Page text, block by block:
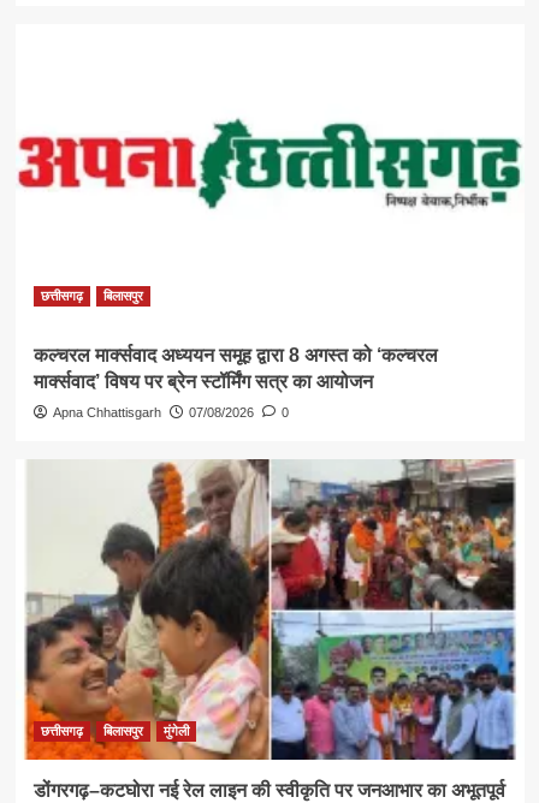
छत्तीसगढ़ बिलासपुर
कल्चरल मार्क्सवाद अध्ययन समूह द्वारा 8 अगस्त को ‘कल्चरल
मार्क्सवाद’ विषय पर ब्रेन स्टॉर्मिंग सत्र का आयोजन
Apna Chhattisgarh 07/08/2026 0
छत्तीसगढ़ बिलासपुर मुंगेली
डोंगरगढ़–कटघोरा नई रेल लाइन की स्वीकृति पर जनआभार का अभूतपूर्व